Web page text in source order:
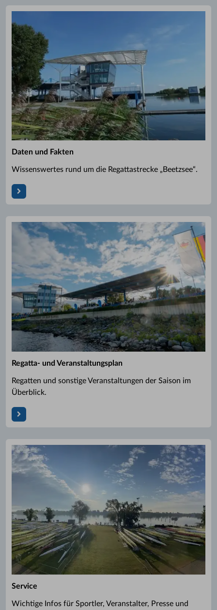
Daten und Fakten
Wissenswertes rund um die Regattastrecke „Beetzsee“.
Regatta- und Veranstaltungsplan
Regatten und sonstige Veranstaltungen der Saison im
Überblick.
Service
Wichtige Infos für Sportler, Veranstalter, Presse und